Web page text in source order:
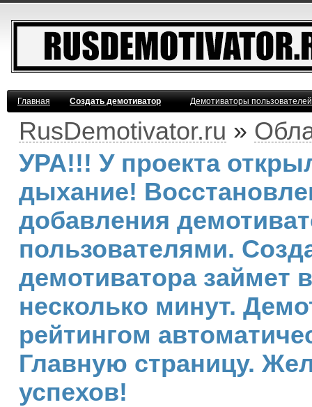
Главная Создать демотиватор Демотиваторы
RusDemotivator.ru »
УРА!!! У проекта
дыхание!
добавления
пользователями.
демотиватора займет
несколько минут.
рейтингом
Главную страницу.
успехов!